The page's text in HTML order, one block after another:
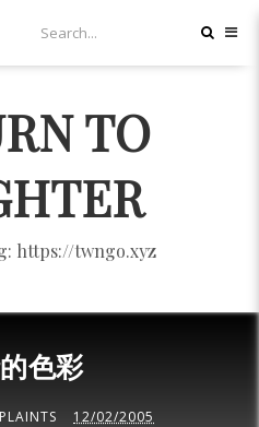
TO
https://twngo.xyz
色彩
12/02/2005